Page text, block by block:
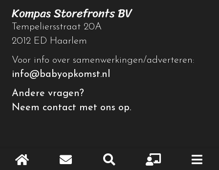
Kompas Storefronts BV
Tempeliersstraat 20A
2012 ED Haarlem
Voor info over samenwerkingen/adverteren:
info@babyopkomst.nl
Andere vragen?
Neem contact met ons op.